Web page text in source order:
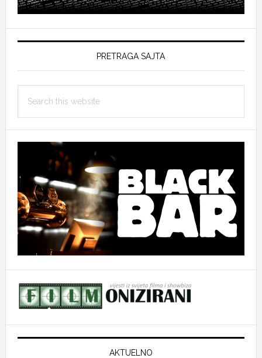
PRETRAGA SAJTA
this
AKTUELNO